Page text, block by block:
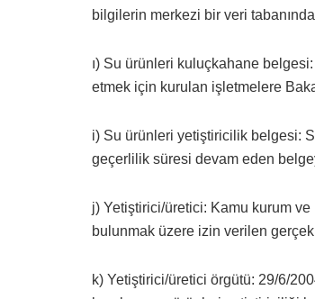
bilgilerin merkezi bir veri
ı) Su ürünleri kuluçkahane
etmek için kurulan işletmelere
i) Su ürünleri yetiştiricilik belgesi:
geçerlilik süresi devam eden
j) Yetiştirici/üretici: Kamu kurum
bulunmak üzere izin verilen
k) Yetiştirici/üretici örgütü: 29/6/